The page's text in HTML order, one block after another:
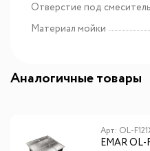
Отверстие под смеситель
Материал мойки
Аналогичные товары
Арт: OL-
EMAR OL-